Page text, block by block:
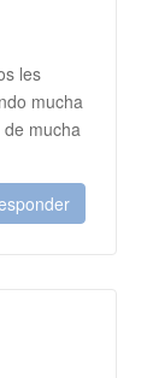
les
mucha
mucha